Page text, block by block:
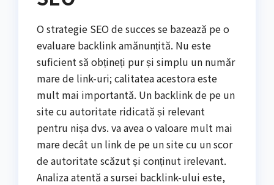
O strategie SEO de succes se bazează pe o
evaluare backlink amănunțită. Nu este
suficient să obțineți pur și simplu un număr
mare de link-uri; calitatea acestora este
mult mai importantă. Un backlink de pe un
site cu autoritate ridicată și relevant
pentru nișa dvs. va avea o valoare mult mai
mare decât un link de pe un site cu un scor
de autoritate scăzut și conținut irelevant.
Analiza atentă a sursei backlink-ului este,